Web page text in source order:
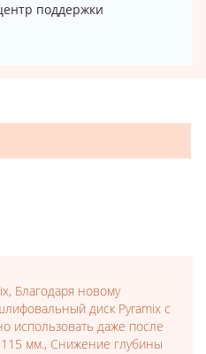
поддержки
Благодаря новому
диск Pyramix с
использовать даже после
мм., Снижение глубины